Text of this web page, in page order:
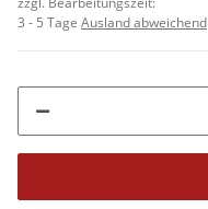
3 - 5 Tage Ausland abweichend